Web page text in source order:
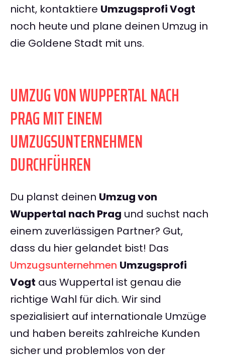
nicht, kontaktiere Umzugsprofi Vogt
noch heute und plane deinen Umzug in
die Goldene Stadt mit uns.
UMZUG VON WUPPERTAL NACH
PRAG MIT EINEM
UMZUGSUNTERNEHMEN
DURCHFÜHREN
Du planst deinen Umzug von
Wuppertal nach Prag und suchst nach
einem zuverlässigen Partner? Gut,
dass du hier gelandet bist! Das
Umzugsunternehmen Umzugsprofi
Vogt aus Wuppertal ist genau die
richtige Wahl für dich. Wir sind
spezialisiert auf internationale Umzüge
und haben bereits zahlreiche Kunden
sicher und problemlos von der